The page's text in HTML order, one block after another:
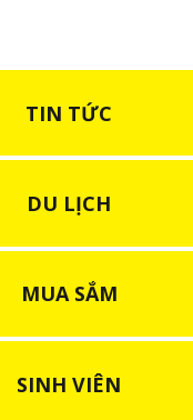
TIN TỨC
DU LỊCH
MUA SẮM
SINH VIÊN